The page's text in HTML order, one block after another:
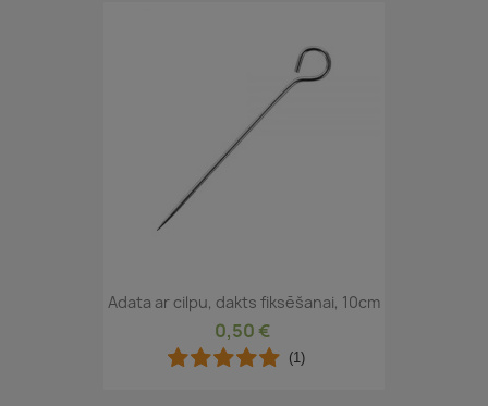
Adata ar cilpu, dakts fiksēšanai, 10cm
0,50 €
(1)